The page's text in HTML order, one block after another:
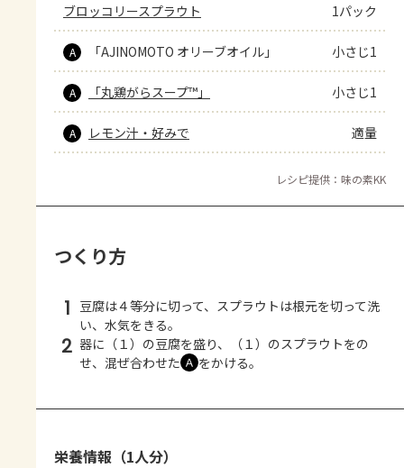
ブロッコリースプラウト 1パック
A 「AJINOMOTO オリーブオイル」 小さじ1
A 「丸鶏がらスープ™」 小さじ1
A レモン汁・好みで 適量
レシピ提供：味の素KK
つくり方
1 豆腐は４等分に切って、スプラウトは根元を切って洗
い、水気をきる。
2 器に（１）の豆腐を盛り、（１）のスプラウトをの
せ、混ぜ合わせた Ａ をかける。
栄養情報（1人分）